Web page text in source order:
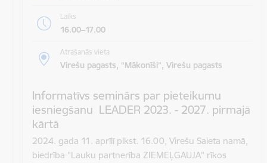
Laiks
16.00–17.00
Atrašanās vieta
Virešu pagasts, “Mākonīši”, Virešu pagasts
Informatīvs seminārs par pieteikumu
iesniegšanu LEADER 2023. - 2027. pirmajā
kārtā
2024. gada 11. aprīlī plkst. 16.00, Virešu Saieta namā,
biedrība "Lauku partnerība ZIEMEĻGAUJA" rīkos